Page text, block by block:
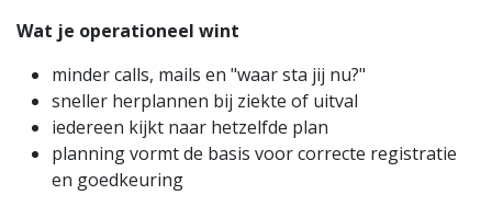
Wat je operationeel wint
minder calls, mails en "waar sta jij nu?"
sneller herplannen bij ziekte of uitval
iedereen kijkt naar hetzelfde plan
planning vormt de basis voor correcte registratie
en goedkeuring